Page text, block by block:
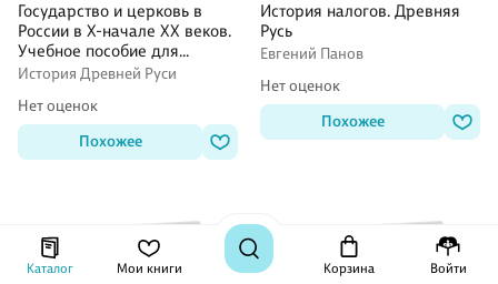
Каталог Мои книги Корзина Войти
Государство и церковь в
России в X-начале XX веков.
Учебное пособие для
академического
История Древней Руси
Нет оценок
Похожее
История налогов. Древняя
Русь
Евгений Панов
Нет оценок
Похожее